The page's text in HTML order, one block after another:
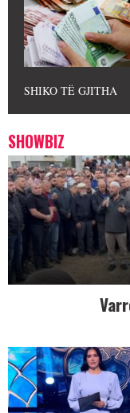
SHIKO TË GJITHA
SHOWBIZ